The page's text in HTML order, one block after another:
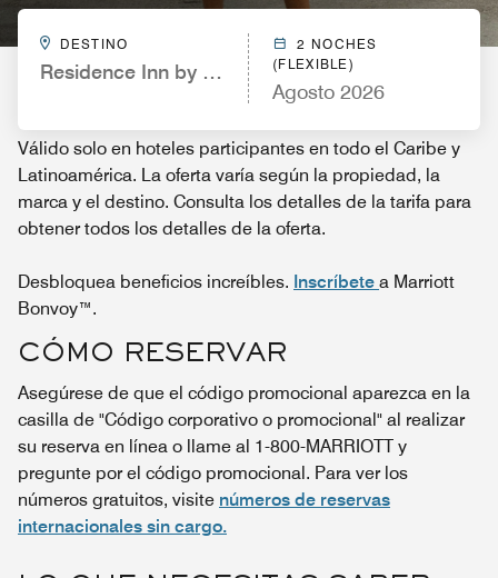
DESTINO
Residence Inn by Marriott Orlando Lake Buena
2 NOCHES
(FLEXIBLE)
Agosto 2026
Válido solo en hoteles participantes en todo el Caribe y
Latinoamérica. La oferta varía según la propiedad, la
marca y el destino. Consulta los detalles de la tarifa para
obtener todos los detalles de la oferta.
Desbloquea beneficios increíbles. Inscríbete a Marriott
Bonvoy™.
CÓMO RESERVAR
Asegúrese de que el código promocional aparezca en la
casilla de "Código corporativo o promocional" al realizar
su reserva en línea o llame al 1-800-MARRIOTT y
pregunte por el código promocional. Para ver los
números gratuitos, visite números de reservas
internacionales sin cargo.